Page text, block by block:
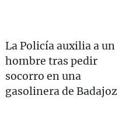
La Policía auxilia a un
hombre tras pedir
socorro en una
gasolinera de Badajoz